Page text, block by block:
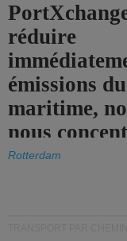
réduire
émissions
maritime,
nous
les ports.
Rotterdam